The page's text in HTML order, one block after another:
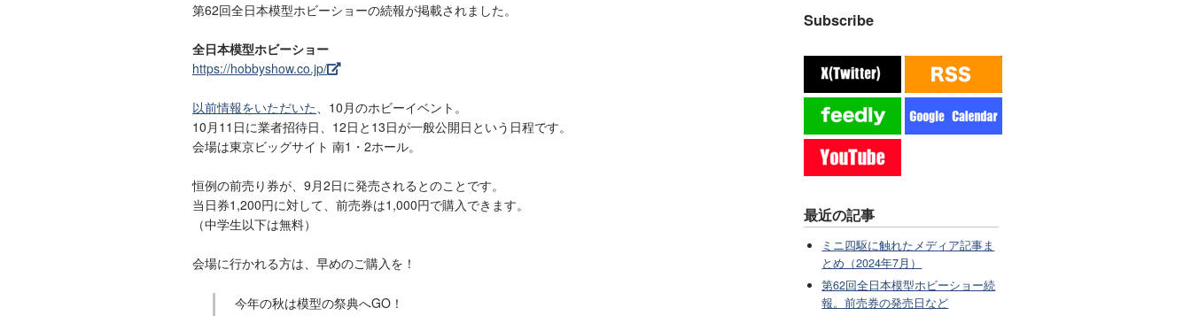
第62回全日本模型ホビーショーの続報が掲載されました。
全日本模型ホビーショー
https://hobbyshow.co.jp/
以前情報をいただいた、10月のホビーイベント。
10月11日に業者招待日、12日と13日が一般公開日という日程です。
会場は東京ビッグサイト 南1・2ホール。
恒例の前売り券が、9月2日に発売されるとのことです。
当日券1,200円に対して、前売券は1,000円で購入できます。
（中学生以下は無料）
会場に行かれる方は、早めのご購入を！
今年の秋は模型の祭典へGO！
Subscribe
最近の記事
ミニ四駆に触れたメディア記事ま
とめ（2024年7月）
第62回全日本模型ホビーショー続
報。前売券の発売日など